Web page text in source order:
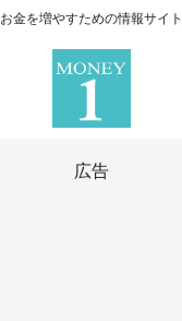
お金を増やすための情報サイト
広告